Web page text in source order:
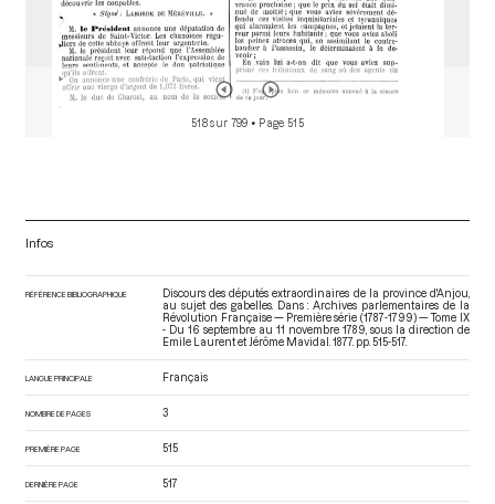
518 sur 799 • Page 515
Infos
RÉFÉRENCE BIBLIOGRAPHIQUE
Discours des députés extraordinaires de la province d'Anjou,
au sujet des gabelles. Dans : Archives parlementaires de la
Révolution Française — Première série (1787-1799) — Tome IX
- Du 16 septembre au 11 novembre 1789 , sous la direction de
Emile Laurent et Jérôme Mavidal. 1877. pp. 515-517.
LANGUE PRINCIPALE Français
NOMBRE DE PAGES 3
PREMIÈRE PAGE 515
DERNIÈRE PAGE 517